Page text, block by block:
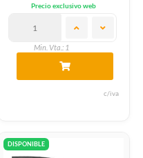
Precio exclusivo web
Min. Vta.: 1
c/iva
DISPONIBLE